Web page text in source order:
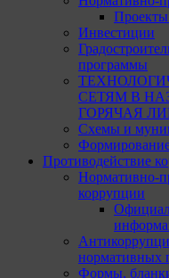
Проекты
Инвестиции
программы
СЕТЯМ В
ГОРЯЧАЯ
Схемы и
Противодействие
Нормативно-
коррупции
нормативных
Формы,